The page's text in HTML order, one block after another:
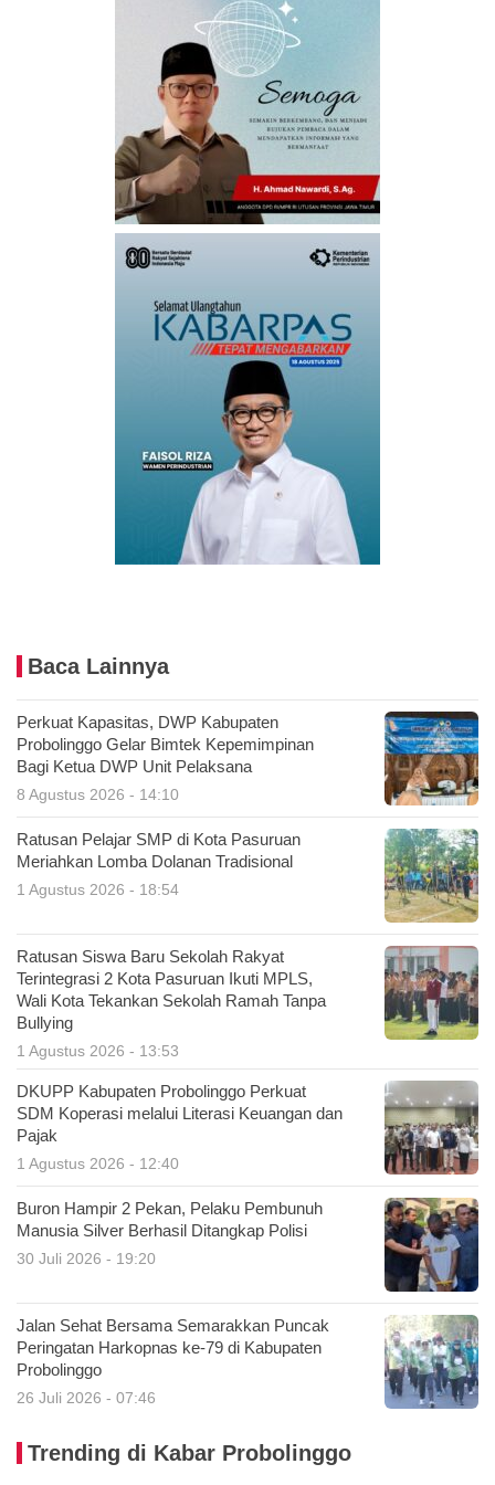
Baca Lainnya
Perkuat Kapasitas, DWP Kabupaten
Probolinggo Gelar Bimtek Kepemimpinan
Bagi Ketua DWP Unit Pelaksana
8 Agustus 2026 - 14:10
Ratusan Pelajar SMP di Kota Pasuruan
Meriahkan Lomba Dolanan Tradisional
1 Agustus 2026 - 18:54
Ratusan Siswa Baru Sekolah Rakyat
Terintegrasi 2 Kota Pasuruan Ikuti MPLS,
Wali Kota Tekankan Sekolah Ramah Tanpa
Bullying
1 Agustus 2026 - 13:53
DKUPP Kabupaten Probolinggo Perkuat
SDM Koperasi melalui Literasi Keuangan dan
Pajak
1 Agustus 2026 - 12:40
Buron Hampir 2 Pekan, Pelaku Pembunuh
Manusia Silver Berhasil Ditangkap Polisi
30 Juli 2026 - 19:20
Jalan Sehat Bersama Semarakkan Puncak
Peringatan Harkopnas ke-79 di Kabupaten
Probolinggo
26 Juli 2026 - 07:46
Trending di Kabar Probolinggo